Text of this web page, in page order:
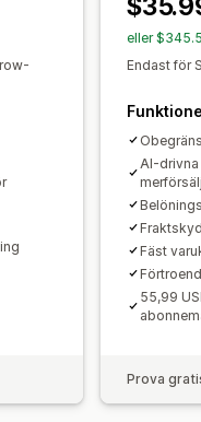
eller
Endast för
AI-
Fäst
55,99
Prova